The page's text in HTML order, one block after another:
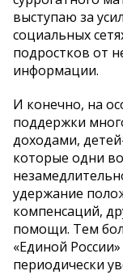
выступаю за
социальных
подростков от
информации.
И конечно, на
поддержки
доходами,
которые одни
удержание
компенсаций,
помощи. Тем
«Единой
периодически